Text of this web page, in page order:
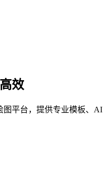
效
平台，提供专业模板、